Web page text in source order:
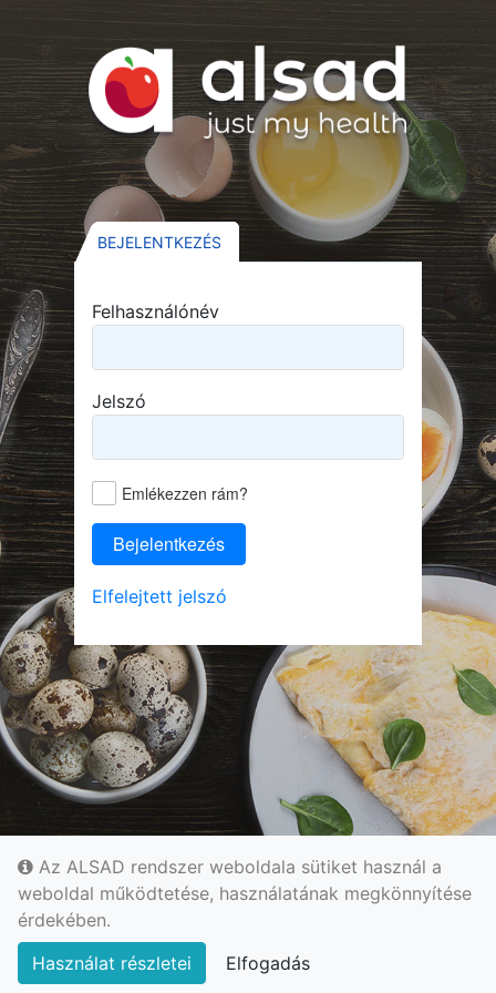
BEJELENTKEZÉS
Felhasználónév
Jelszó
Emlékezzen rám?
Bejelentkezés
Elfelejtett jelszó
Az ALSAD rendszer weboldala sütiket használ a
weboldal működtetése, használatának megkönnyítése
érdekében.
Használat részletei
Elfogadás
© 2022 - ALSAD